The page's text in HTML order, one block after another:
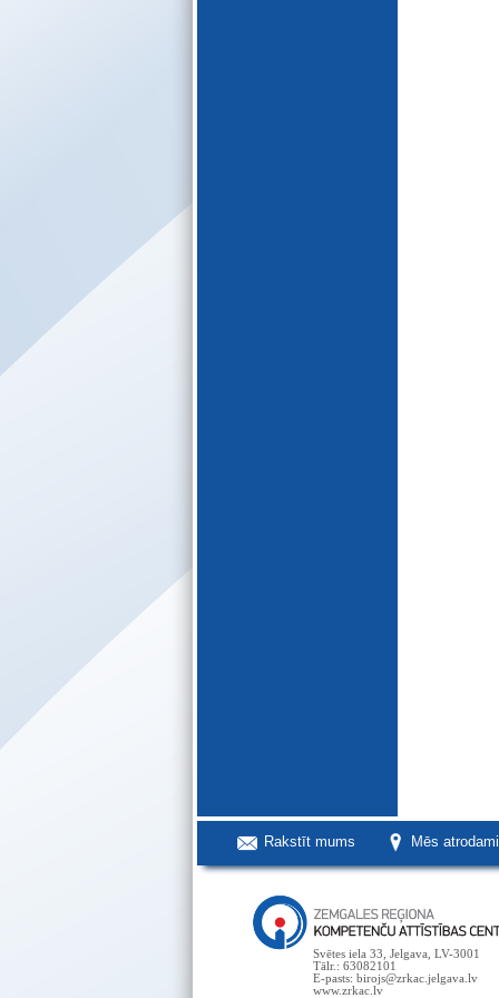
Rakstīt mums Mēs
Svētes iela 33, Jelgava, LV-3001
Tālr.: 63082101
E-pasts: birojs@zrkac.jelgava.lv
www.zrkac.lv